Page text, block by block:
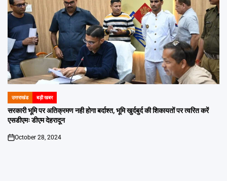
POSTED
IN
उत्तराखंड बड़ी खबर
सरकारी भूमि पर अतिक्रमण नही होगा बर्दाश्त, भूमि खुर्दबुर्द की शिकायतों पर त्वरित करें
एसडीएमः डीएम देहरादून
on
October 28, 2024